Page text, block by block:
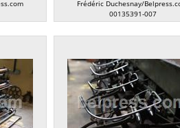
Frédéric Duchesnay/
00135391-007